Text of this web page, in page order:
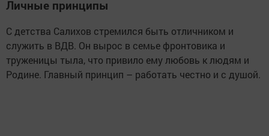
Личные принципы
С детства Салихов стремился быть отличником и
служить в ВДВ. Он вырос в семье фронтовика и
труженицы тыла, что привило ему любовь к людям и
Родине. Главный принцип – работать честно и с душой.